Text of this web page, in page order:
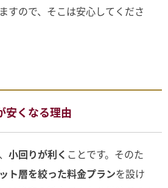
すので、そこは安心してくださ
安くなる理由
小回りが利く ことです。そのた
ト層を絞った料金プランを設け